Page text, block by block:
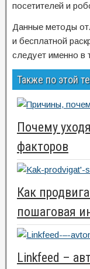
посетителей и
Данные методы
и бесплатной
следует именно в
Также по этой
Почему
факторов
Как
пошаговая
Linkfeed –